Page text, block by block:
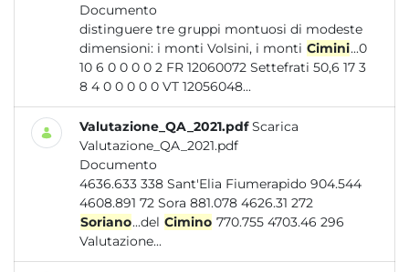
Documento
distinguere tre gruppi montuosi di modeste
dimensioni: i monti Volsini, i monti Cimini...0
10 6 0 0 0 0 2 FR 12060072 Settefrati 50,6 17 3
8 4 0 0 0 0 0 VT 12056048...
Valutazione_QA_2021.pdf Scarica
Valutazione_QA_2021.pdf
Documento
4636.633 338 Sant'Elia Fiumerapido 904.544
4608.891 72 Sora 881.078 4626.31 272
Soriano...del Cimino 770.755 4703.46 296
Valutazione...